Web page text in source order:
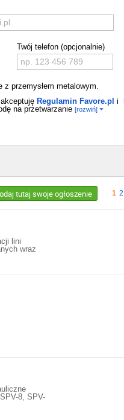
Twój telefon (opcjonalnie)
z przemysłem metalowym.
Regulamin Favore.pl i
na przetwarzanie [rozwiń]
tutaj swoje ogłoszenie 1 2
lini
wraz
8, SPV-